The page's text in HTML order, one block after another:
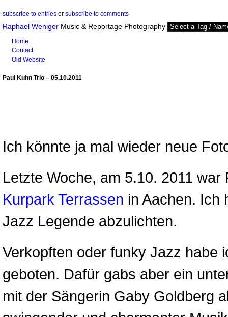
subscribe to entries or subscribe to comments
Raphael Weniger Music & Reportage Photography
Home
Contact
Old Website
Paul Kuhn Trio – 05.10.2011
Ich könnte ja mal wieder neue
Letzte Woche, am 5.10. 2011
Kurpark Terrassen in Aachen. Ich
Jazz Legende abzulichten.
Verkopften oder funky Jazz habe
geboten. Dafür gabs aber ein
mit der Sängerin Gaby Goldberg